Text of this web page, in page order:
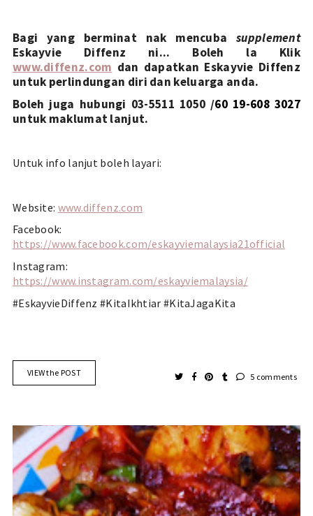
Bagi yang berminat nak mencuba supplement
Eskayvie Diffenz ni... Boleh la Klik
www.diffenz.com dan dapatkan Eskayvie Diffenz
untuk perlindungan diri dan keluarga anda.
Boleh juga hubungi 03-5511 1050 /
untuk maklumat lanjut.
Untuk info lanjut boleh layari:
Website: www.diffenz.com
https://www.facebook.com/eskayviemalaysia21official
https://www.instagram.com/eskayviemalaysia/
#EskayvieDiffenz #KitaIkhtiar #KitaJagaKita
VIEW the POST 5 comments